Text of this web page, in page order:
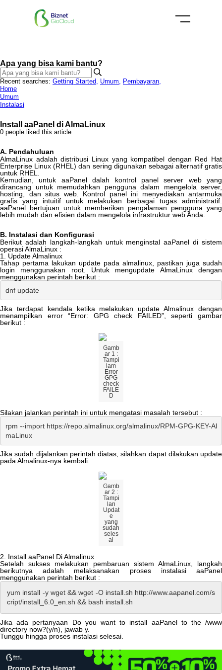
Apa yang bisa kami bantu?
Recent searches: Getting Started, Umum, Pembayaran,
Home
Umum
Instalasi
Install aaPanel di AlmaLinux
0 people liked this article
A. Pendahuluan
AlmaLinux adalah distribusi Linux yang kompatibel dengan Red Hat
Enterprise Linux (RHEL) dan sering digunakan sebagai alternatif gratis
untuk RHEL
Kemudian
untuk aaPanel dalah kontrol panel server web
yang
dirancang
untuk memudahkan pengguna dalam mengelola server,
hosting
dan situs web. Kontrol panel ini menyediakan antarmuka
grafis
yang intuitif untuk melakukan berbagai tugas administratif
aaPanel bertujuan untuk memberikan pengalaman pengguna yang
lebih mudah dan efisien dalam mengelola infrastruktur webAnda
B. Instalasi dan Konfigurasi
Berikut adalah langkah-langkah untuk menginstal aaPanel di sistem
operasiAlmaLinux :
1
UpdateAlmalinux
Tahap pertama lakukan update pada almalinux pastikan juga sudah
login
menggunakan root. Untuk mengupdate AlmaLinux
dengan
menggunakan perintah berikut :
dnf update
Jika terdapat kendala ketika melakukan update Almalinux dengan
menampilkan
error “Error: GPG check FAILED”, seperti
gambar
berikut :
Gamb
ar 1 :
Tampi
lam
Error
GPG
check
FAILE
D
Silakan jalankan perintah ini untuk mengatasi masalah tersebut :
rpm --import https://repo. almalinux. org/almalinux/RPM-GPG-KEY-Al
maLinux
Jika sudah dijalankan perintah diatas silahkan dapat dilakukan update
pada Almalinux-nya kembali
Gamb
ar 2 :
Tampi
lan
Updat
e
yang
sudah
seles
ai
2. Install aaPanel DiAlmalinux
Setelah
sukses melakukan pembaruan sistem AlmaLinux,
langkah
berikutnya
adalah melaksanakan proses instalasi
aaPanel
menggunakan perintah berikut :
yum install -y wget && wget -O install.sh http://www.aapanel.com/s
cript/install_6.0_en.sh && bash install.sh
Jika ada pertanyaan Do you want to install aaPanel to the /www
directory now?(y/n), jawab y.
Tunggu hingga proses instalasi selesai.